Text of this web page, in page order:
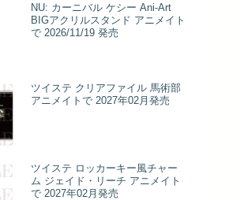
NU: カーニバル ケシー Ani-Art
BIGアクリルスタンド アニメイト
で 2026/11/19 発売
ツイステ クリアファイル 馬術部
アニメイトで 2027年02月発売
ツイステ ロッカーキー風チャー
ム ジェイド・リーチ アニメイト
で 2027年02月発売